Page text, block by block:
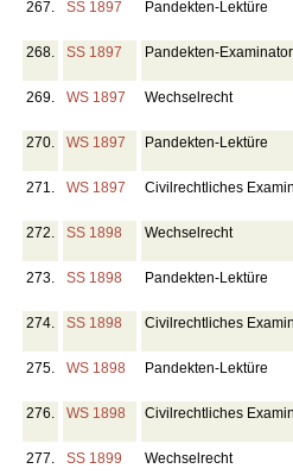
267. SS 1897 Pandekten-Lektüre
268. SS 1897 Pandekten-
269. WS 1897 Wechselrecht
270. WS 1897 Pandekten-Lektüre
271. WS 1897 Civilrechtliches
272. SS 1898 Wechselrecht
273. SS 1898 Pandekten-Lektüre
274. SS 1898 Civilrechtliches
275. WS 1898 Pandekten-Lektüre
276. WS 1898 Civilrechtliches
277. SS 1899 Wechselrecht